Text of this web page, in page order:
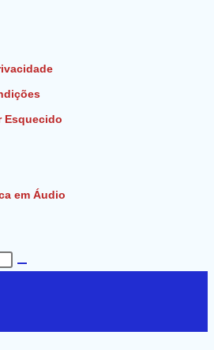
Esquecido
em Áudio